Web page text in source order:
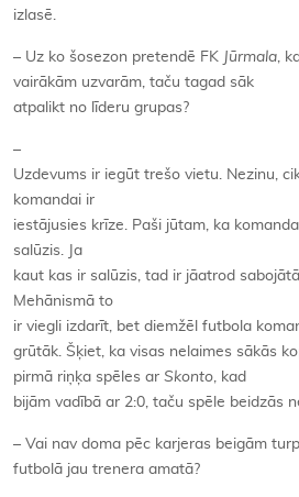
izlasē.
– Uz ko šosezon pretendē FK Jūrmala,
vairākām uzvarām, taču tagad sāk
atpalikt no līderu grupas?
–
Uzdevums ir iegūt trešo vietu. Nezinu,
komandai ir
iestājusies krīze. Paši jūtam, ka
salūzis. Ja
kaut kas ir salūzis, tad ir jāatrod
Mehānismā to
ir viegli izdarīt, bet diemžēl futbola
grūtāk. Šķiet, ka visas nelaimes sākās
pirmā riņķa spēles ar Skonto, kad
bijām vadībā ar 2:0, taču spēle beidzās
– Vai nav doma pēc karjeras beigām
futbolā jau trenera amatā?